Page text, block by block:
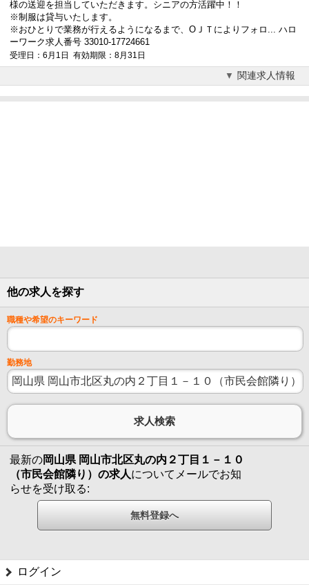
様の送迎を担当していただきます。シニアの方活躍中！！
※制服は貸与いたします。
※おひとりで業務が行えるようになるまで、ОＪＴによりフォロ... ハロ
ーワーク求人番号 33010-17724661
受理日：6月1日 有効期限：8月31日
関連求人情報
他の求人を探す
職種や希望のキーワード
勤務地
最新の岡山県 岡山市北区丸の内２丁目１－１０
（市民会館隣り）の求人についてメールでお知
らせを受け取る:
ログイン